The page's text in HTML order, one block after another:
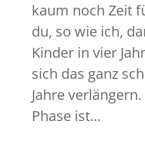
kaum noch Zeit
du, so wie ich,
Kinder in vier
sich das ganz
Jahre
Phase ist...